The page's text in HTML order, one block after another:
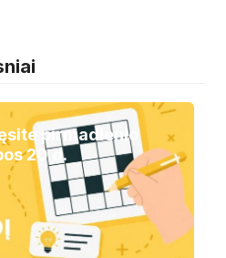
pirmadienio
20 d.